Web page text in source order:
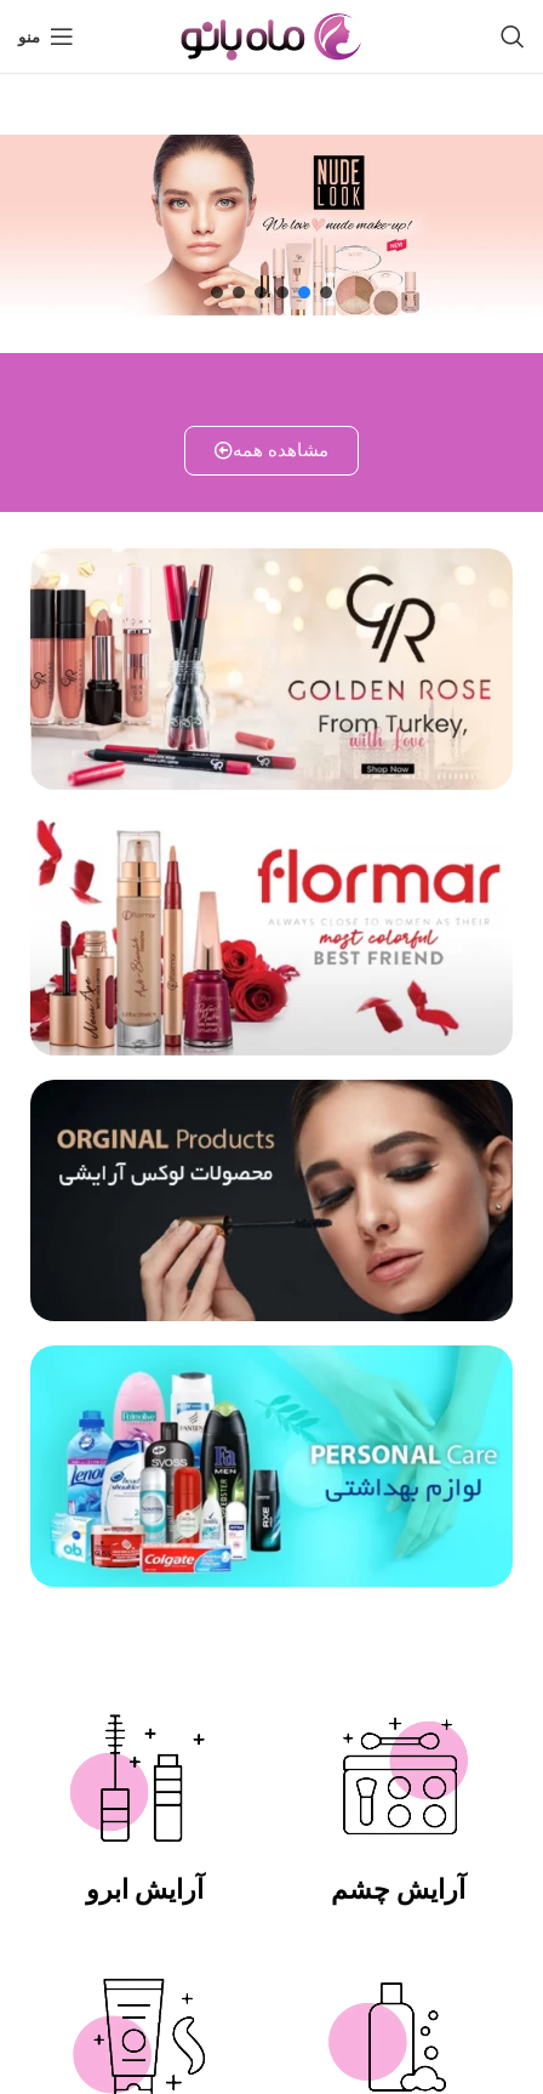
منو
مشاهده همه
آرایش چشم آرایش ابرو